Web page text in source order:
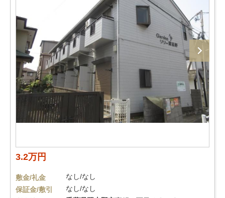
3.2万円
敷金/礼金
なし/なし
保証金/敷引
なし/なし